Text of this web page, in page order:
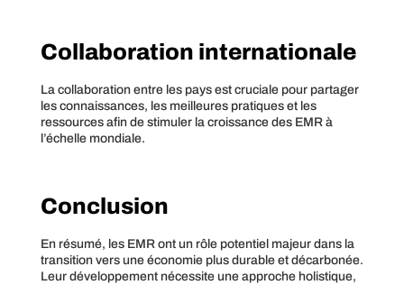
Collaboration internationale
La collaboration entre les pays est cruciale pour partager
les connaissances, les meilleures pratiques et les
ressources afin de stimuler la croissance des EMR à
l’échelle mondiale.
Conclusion
En résumé, les EMR ont un rôle potentiel majeur dans la
transition vers une économie plus durable et décarbonée.
Leur développement nécessite une approche holistique,